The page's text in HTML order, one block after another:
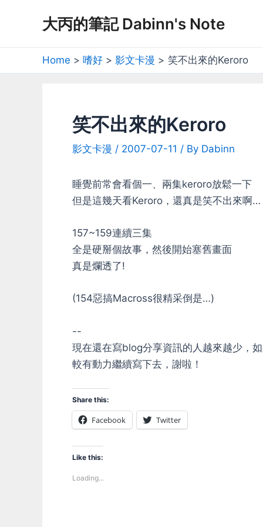
大丙的筆記 Dabinn's Note
Home 嗜好 影文卡漫 笑不出來的Keroro
笑不出來的Keroro
影文卡漫 / 2007-07-11 / By Dabinn
睡覺前常會看個一、兩集keroro放鬆一下
但是這幾天看Keroro，還真是笑不出來啊…
157~159連續三集
全是硬掰個故事，然後開始塞舊畫面
真是爛透了!
(154惡搞Macross很精采倒是…)
--
現在還在寫blog分享資訊的人越來越少，
較有動力繼續寫下去，謝啦！
Share this:
Facebook Twitter
Like this:
Loading...